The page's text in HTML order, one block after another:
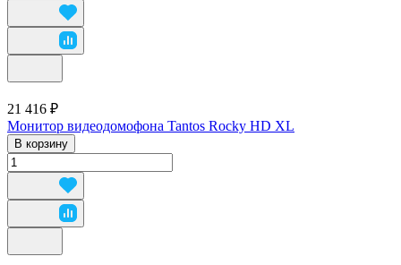
21 416 ₽
Монитор видеодомофона Tantos Rocky HD XL
В корзину